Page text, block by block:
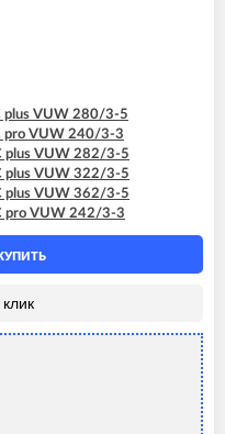
plus VUW 280/3-5
pro VUW 240/3-3
plus VUW 282/3-5
plus VUW 322/3-5
plus VUW 362/3-5
pro VUW 242/3-3